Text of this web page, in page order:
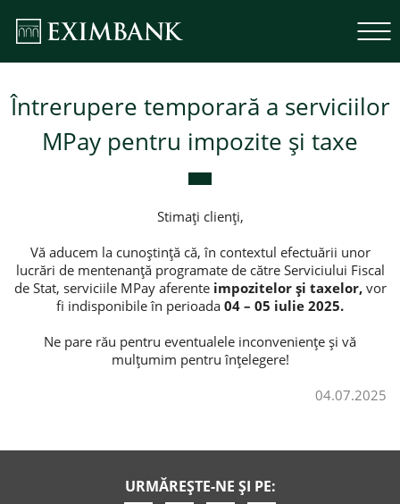
Credite ipotecare
Întrerupere temporară a serviciilor
MPay pentru impozite și taxe
Stimați clienți,
Vă aducem la cunoștință că, în contextul efectuării unor
lucrări de mentenanță programate de către Serviciului Fiscal
de Stat, serviciile MPay aferente impozitelor și taxelor, vor
fi indisponibile în perioada 04 – 05 iulie 2025.
Ne pare rău pentru eventualele inconveniențe și vă
mulțumim pentru înțelegere!
04.07.2025
URMĂREȘTE-NE ȘI PE: